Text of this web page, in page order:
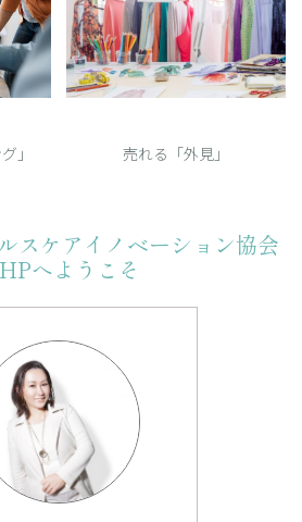
」 売れる「外見」
スケアイノベーション協会
へようこそ